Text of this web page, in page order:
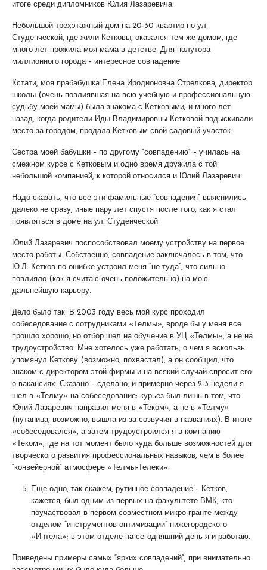
итоге среди дипломников Юлия Лазаревича.
Небольшой трехэтажный дом на 20-30 квартир по ул.
Студенческой, где жили Кетковы, оказался тем же домом, где
много лет прожила моя мама в детстве. Для полутора
миллионного города – интересное совпадение.
Кстати, моя прабабушка Елена Иродионовна Стрелкова, директор
школы (очень повлиявшая на всю учебную и профессиональную
судьбу моей мамы) была знакома с Кетковыми; и много лет
назад, когда родители Иды Владимировны Кетковой подыскивали
место за городом, продала Кетковым свой садовый участок.
Сестра моей бабушки – по другому “совпадению” – училась на
смежном курсе с Кетковым и одно время дружила с той
небольшой компанией, к которой относился и Юлий Лазаревич.
Надо сказать, что все эти фамильные “совпадения” выяснились
далеко не сразу, иные пару лет спустя после того, как я стал
появляться в доме на ул. Студенческой.
Юлий Лазаревич поспособствовал моему устройству на первое
место работы. Собственно, совпадение заключалось в том, что
Ю.Л. Кетков по ошибке устроил меня “не туда”, что сильно
повлияло (как я считаю очень положительно) на мою
дальнейшую карьеру.
Дело было так. В 2003 году весь мой курс проходил
собеседование с сотрудниками «Телмы», вроде бы у меня все
прошло хорошо, но отбор шел на обучение в УЦ «Телмы», а не на
трудоустройство. Мне хотелось уже работать, о чем я вскользь
упомянул Кеткову (возможно, похвастал), а он сообщил, что
знаком с директором этой фирмы и на всякий случай спросит его
о вакансиях. Сказано – сделано, и примерно через 2-3 недели я
шел в «Телму» на собеседование; курьез был лишь в том, что
Юлий Лазаревич направил меня в «Теком», а не в «Телму»
(путаница, возможно, вышла из-за созвучия в названиях). В итоге
«собеседовался», а затем трудоустроился я в компанию
«Теком», где на тот момент было куда больше возможностей для
творческого развития профессиональных навыков, чем в более
“конвейерной” атмосфере «Телмы-Телеки».
Еще одно, так скажем, рутинное совпадение – Кетков,
кажется, был одним из первых на факультете ВМК, кто
поучаствовал в первом совместном микро-гранте между
отделом “инструментов оптимизации” нижегородского
«Интела»; в этом отделе на сегодняшний день я и работаю.
Приведены примеры самых “ярких совпадений”, при внимательно